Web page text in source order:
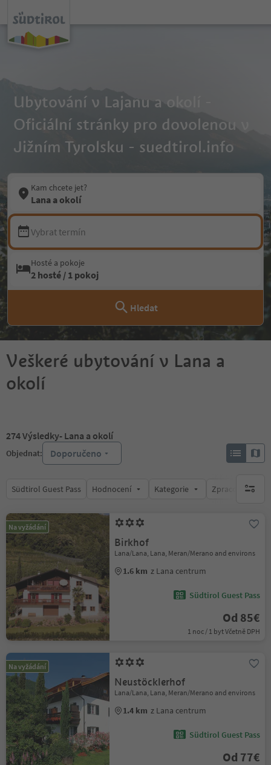
Ubytování v Lajanu a okolí -
Oficiální stránky pro dovolenou v
Jižním Tyrolsku - suedtirol.info
Kam chcete jet?
Lana a okolí
Vybrat termín
Hosté a pokoje
2 hosté / 1 pokoj
Hledat
Veškeré ubytování v Lana a
okolí
274Výsledky- Lana a okolí
Objednat: Doporučeno
Südtirol Guest Pass Hodnocení Kategorie Zpracovávábrak
Na vyžádání
Birkhof
Lana/Lana, Lana, Meran/Merano and environs
1.6 km z Lana centrum
Südtirol Guest Pass
Od 85€
1 noc / 1 byt Včetně DPH
Na vyžádání
Neustöcklerhof
Lana/Lana, Lana, Meran/Merano and environs
1.4 km z Lana centrum
Südtirol Guest Pass
Od 77€